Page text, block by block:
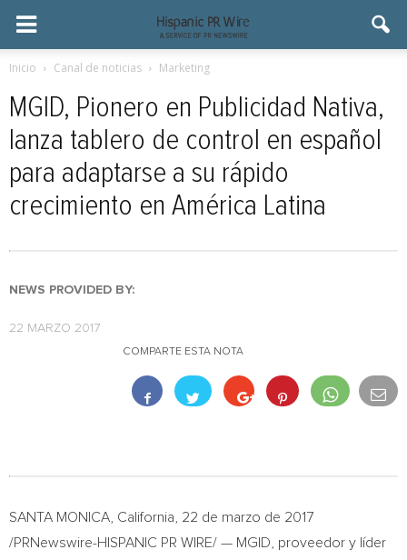
Inicio Canal de noticias Marketing
MGID, Pionero en Publicidad Nativa,
lanza tablero de control en español
para adaptarse a su rápido
crecimiento en América Latina
NEWS PROVIDED BY:
22 MARZO 2017
COMPARTE ESTA NOTA
SANTA MONICA, California , 22 de marzo de 2017
/PRNewswire-HISPANIC PR WIRE/ — MGID, proveedor y líder